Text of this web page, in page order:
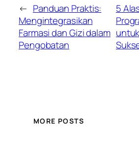
← Panduan Praktis:
Mengintegrasikan
Farmasi dan Gizi dalam
Pengobatan
5
MORE POSTS